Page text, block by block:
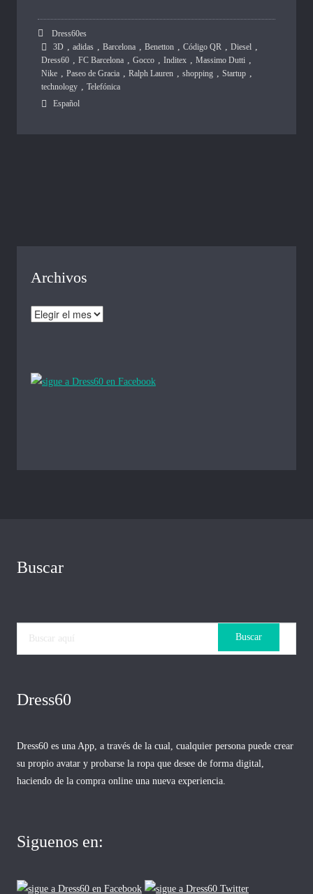
Dress60es
3D , adidas , Barcelona , Benetton , Código QR , Diesel ,
Dress60 , FC Barcelona , Gocco , Inditex , Massimo Dutti ,
Nike , Paseo de Gracia , Ralph Lauren , shopping , Startup ,
technology , Telefónica
Español
Archivos
Archivos
Buscar
Dress60
Dress60 es una App, a través de la cual, cualquier persona puede crear
su propio avatar y probarse la ropa que desee de forma digital,
haciendo de la compra online una nueva experiencia.
Siguenos en: